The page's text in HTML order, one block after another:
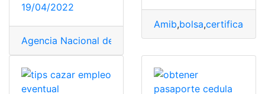
19/04/2022
Agencia Nacional de Tránsito,Multas,pagar,Policía
Amib,bolsa,certificado